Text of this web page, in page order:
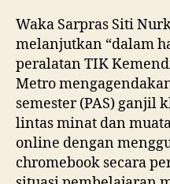
Waka Sarpras Siti
melanjutkan “dalam
peralatan TIK
Metro
semester (PAS) ganjil
lintas minat dan
online dengan
chromebook secara